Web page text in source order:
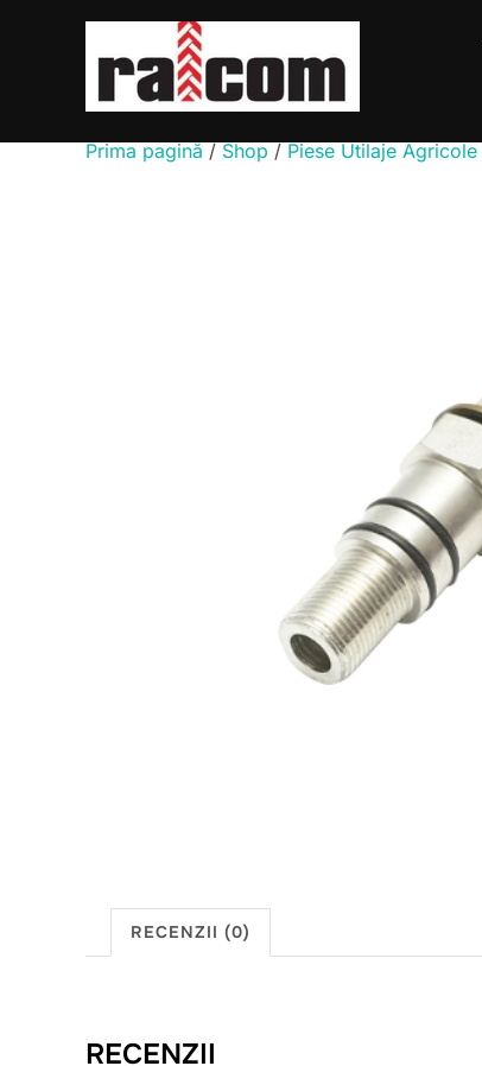
Prima pagină / Shop / Piese Utilaje Agricole
RECENZII (0)
RECENZII